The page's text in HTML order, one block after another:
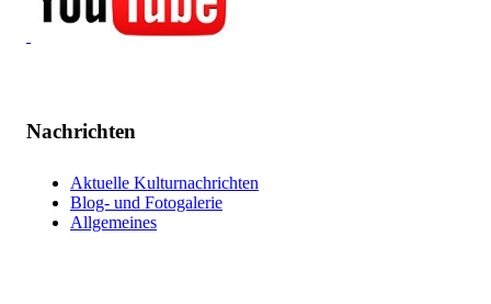
Nachrichten
Aktuelle Kulturnachrichten
Blog- und Fotogalerie
Allgemeines